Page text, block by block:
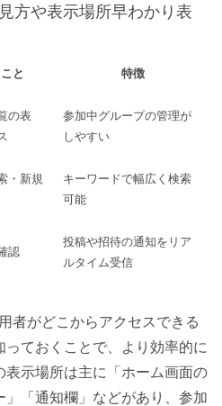
方や表示場所早わかり表
と 特徴
の表
参加中グループの管理が
しやすい
・新規
キーワードで幅広く検索
可能
認
投稿や招待の通知をリア
ルタイム受信
者がどこからアクセスできる
ておくことで、より効率的に
示場所は主に「ホーム画面の
「通知欄」などがあり、参加